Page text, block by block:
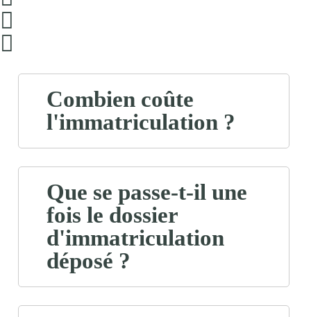
Combien coûte
l'immatriculation ?
Que se passe-t-il une
fois le dossier
d'immatriculation
déposé ?